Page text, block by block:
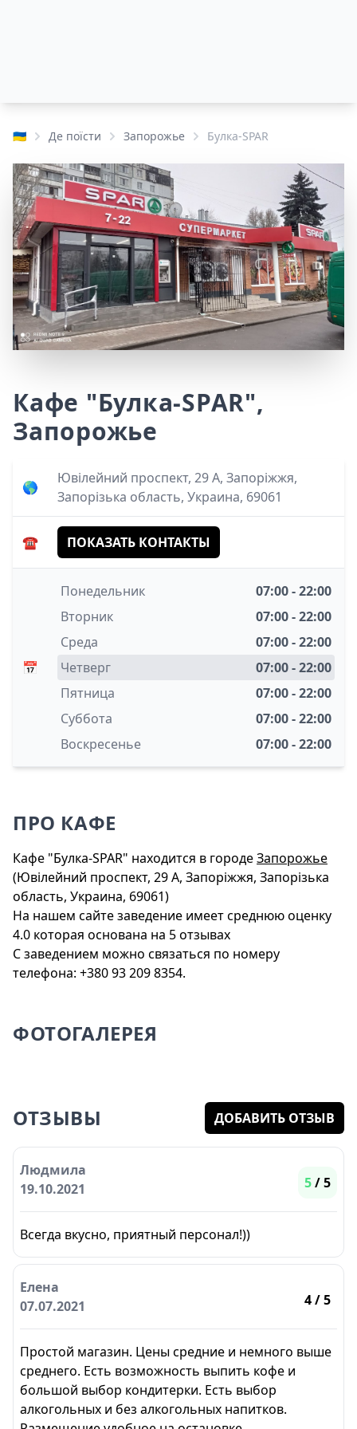
🇺🇦 Де поїсти Запорожье Булка-SPAR
Кафе "Булка-SPAR",
Запорожье
🌎
Ювілейний проспект, 29 A, Запоріжжя,
Запорізька область, Украина, 69061
☎️ ПОКАЗАТЬ КОНТАКТЫ
📅
Понедельник
07:00 - 22:00
Вторник
07:00 - 22:00
Среда
07:00 - 22:00
Четверг
07:00 - 22:00
Пятница
07:00 - 22:00
Суббота
07:00 - 22:00
Воскресенье
07:00 - 22:00
ПРО КАФЕ
Кафе "Булка-SPAR" находится в городеЗапорожье
(Ювілейний проспект, 29 A, Запоріжжя, Запорізька
область, Украина, 69061)
На нашем сайте заведение имеет среднюю оценку
4.0 которая основана на 5 отзывах
С заведением можно связаться по номеру
телефона: +380 93 209 8354.
ФОТОГАЛЕРЕЯ
ОТЗЫВЫ ДОБАВИТЬ ОТЗЫВ
Людмила
19.10.2021
5/ 5
Всегда вкусно, приятный персонал!))
Елена
07.07.2021
4/ 5
Простой магазин. Цены средние и немного выше
среднего. Есть возможность выпить кофе и
большой выбор кондитерки. Есть выбор
алкогольных и без алкогольных напитков.